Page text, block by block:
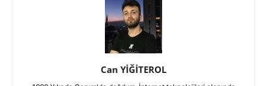
Can YİĞİTEROL